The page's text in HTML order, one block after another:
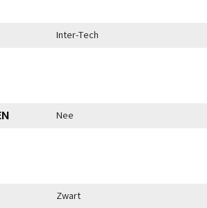
Inter-Tech
Nee
Zwart